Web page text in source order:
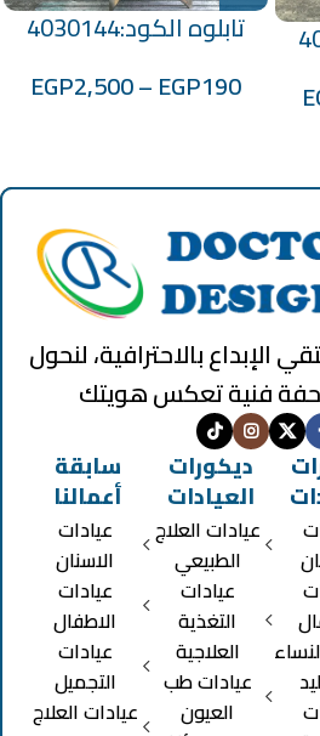
تابلوه الكود:4030144
EGP190
–
EGP2,500
الإبداع بالاحترافية، لنحول
فنية تعكس هويتك
ديكورات
العيادات
عيادات العلاج
الطبيعي
عيادات
التغذية
العلاجية
عيادات طب
العيون
سابقة
أعمالنا
عيادات
الاسنان
عيادات
الاطفال
عيادات
التجميل
عيادات العلاج